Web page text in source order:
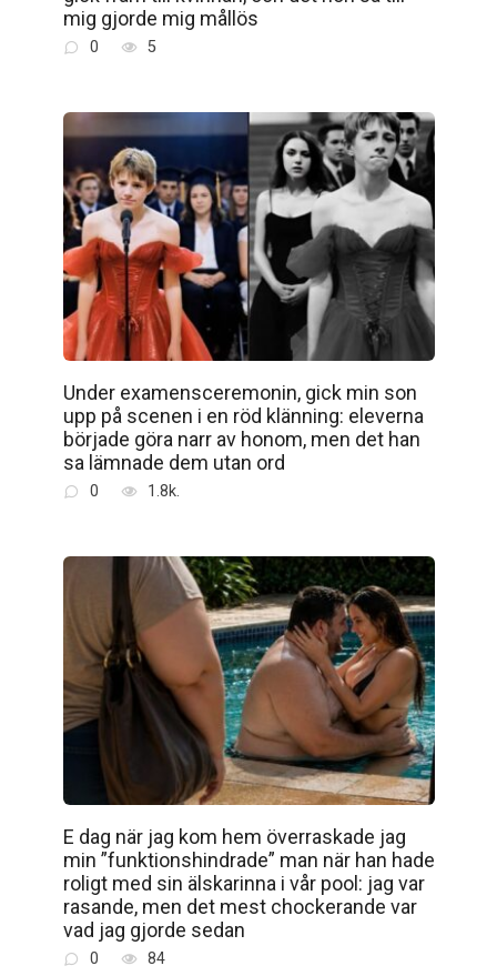
mig gjorde mig mållös
0 5
Under examensceremonin, gick min son
upp på scenen i en röd klänning: eleverna
började göra narr av honom, men det han
sa lämnade dem utan ord
0 1.8k.
E dag när jag kom hem överraskade jag
min ”funktionshindrade” man när han hade
roligt med sin älskarinna i vår pool: jag var
rasande, men det mest chockerande var
vad jag gjorde sedan
0 84